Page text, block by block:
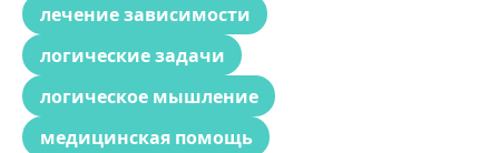
лечение зависимости
логические задачи
логическое мышление
медицинская помощь